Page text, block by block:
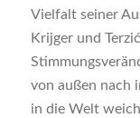
Vielfalt seiner
Krijger und
von außen nach
in die Welt